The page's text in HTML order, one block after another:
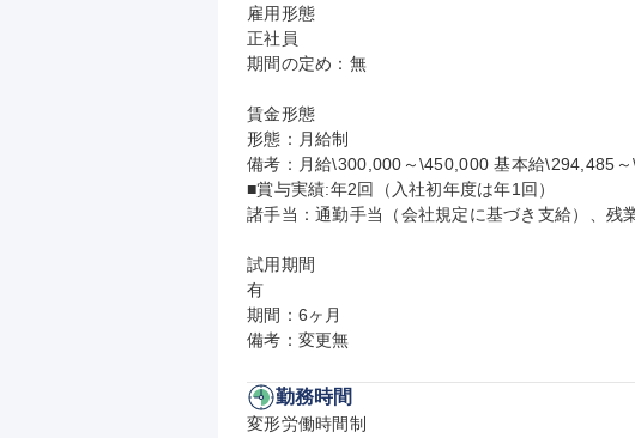
雇用形態
正社員
期間の定め：無
賃金形態
形態：月給制
備考：月給\300,000～\450,000 基本給\294,485
■賞与実績:年2回（入社初年度は年1回）
諸手当：通勤手当（会社規定に基づき支給）、残
試用期間
有
期間：6ヶ月
備考：変更無
勤務時間
変形労働時間制